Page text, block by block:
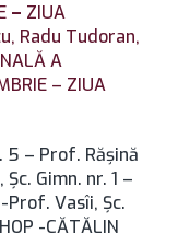
– ZIUA
Radu Tudoran,
A
– ZIUA
5 – Prof. Răşină
Gimn. nr. 1 –
Prof. Vasîi, Șc.
-CĂTĂLIN